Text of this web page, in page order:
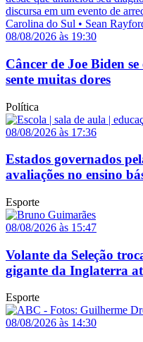
08/08/2026 às 19:30
Câncer de Joe Biden
sente muitas dores
Política
08/08/2026 às 17:36
Estados governados
avaliações no ensino
Esporte
08/08/2026 às 15:47
Volante da Seleção
gigante da Inglaterra
Esporte
08/08/2026 às 14:30